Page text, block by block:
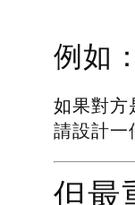
例如：
如果對方
請設計一
但最